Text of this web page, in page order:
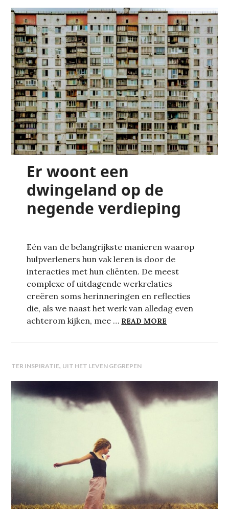
Er woont een
dwingeland op de
negende verdieping
Eén van de belangrijkste manieren waarop
hulpverleners hun vak leren is door de
interacties met hun cliënten. De meest
complexe of uitdagende werkrelaties
creëren soms herinneringen en reflecties
die, als we naast het werk van alledag even
achterom kijken, mee … READ MORE
TER INSPIRATIE, UIT HET LEVEN GEGREPEN